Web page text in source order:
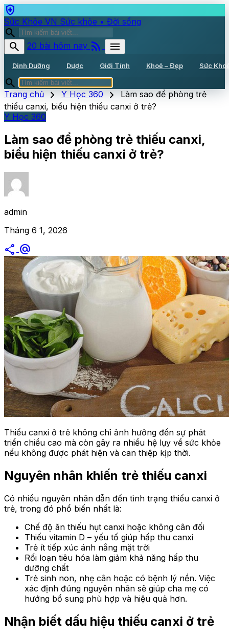
health_and_safety
Sức Khỏe VN Sức khỏe • Đời sống
search
search
20 bài hôm nay rss_feed menu
Dinh Dưỡng Dược Giới Tính Khoẻ – Đẹp Sức
search
Trang chủ chevron_right Y Học 360 chevron_right Làm sao để phòng trẻ
thiếu canxi, biểu hiện thiếu canxi ở trẻ?
Y Học 360
Làm sao để phòng trẻ thiếu canxi,
biểu hiện thiếu canxi ở trẻ?
admin
Tháng 6 1, 2026
share alternate_email
Thiếu canxi ở trẻ không chỉ ảnh hưởng đến sự phát
triển chiều cao mà còn gây ra nhiều hệ lụy về sức khỏe
nếu không được phát hiện và can thiệp kịp thời.
Nguyên nhân khiến trẻ thiếu canxi
Có nhiều nguyên nhân dẫn đến tình trạng thiếu canxi ở
trẻ, trong đó phổ biến nhất là:
Chế độ ăn thiếu hụt canxi hoặc không cân đối
Thiếu vitamin D – yếu tố giúp hấp thu canxi
Trẻ ít tiếp xúc ánh nắng mặt trời
Rối loạn tiêu hóa làm giảm khả năng hấp thu
dưỡng chất
Trẻ sinh non, nhẹ cân hoặc có bệnh lý nền. Việc
xác định đúng nguyên nhân sẽ giúp cha mẹ có
hướng bổ sung phù hợp và hiệu quả hơn.
Nhận biết dấu hiệu thiếu canxi ở trẻ